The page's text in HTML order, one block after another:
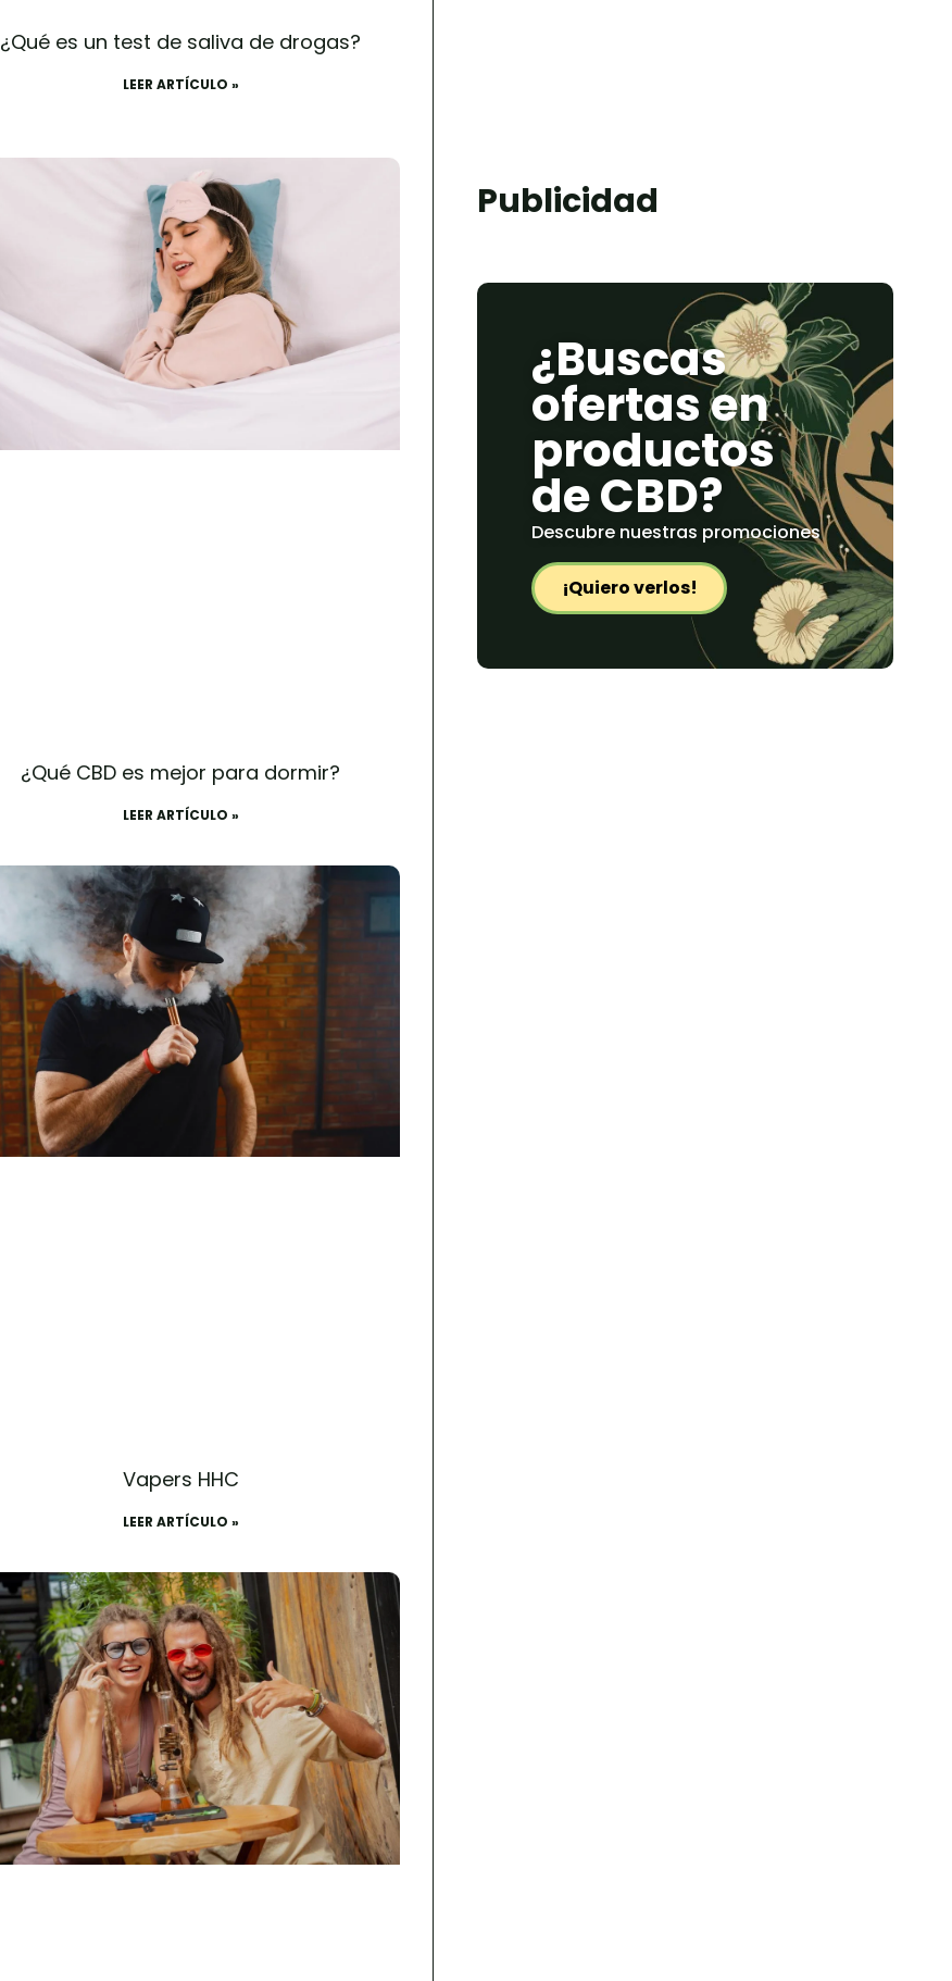
¿Qué es un test de saliva de drogas?
LEER ARTÍCULO »
¿Qué CBD es mejor para dormir?
LEER ARTÍCULO »
Vapers HHC
LEER ARTÍCULO »
Publicidad
¿Buscas
ofertas en
productos
de CBD?
Descubre nuestras promociones
¡Quiero verlos!